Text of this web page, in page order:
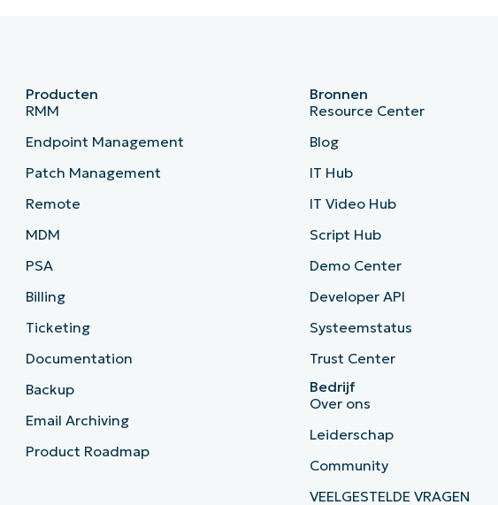
Producten
RMM
Endpoint Management
Patch Management
Remote
MDM
PSA
Billing
Ticketing
Documentation
Backup
Email Archiving
Product Roadmap
Bronnen
Resource Center
Blog
IT Hub
IT Video Hub
Script Hub
Demo Center
Developer API
Systeemstatus
Trust Center
Bedrijf
Over ons
Leiderschap
Community
VEELGESTELDE VRAGEN